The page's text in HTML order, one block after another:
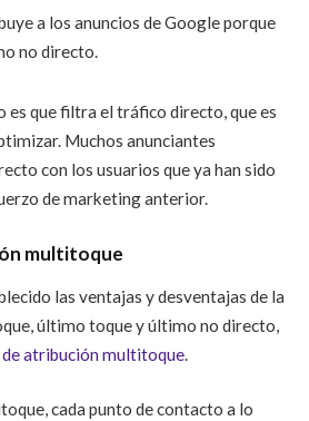
a los anuncios de Google porque
no directo.
es que filtra el tráfico directo, que es
Muchos anunciantes
con los usuarios que ya han sido
de marketing anterior.
multitoque
las ventajas y desventajas de la
último toque y último no directo,
atribución multitoque
cada punto de contacto a lo